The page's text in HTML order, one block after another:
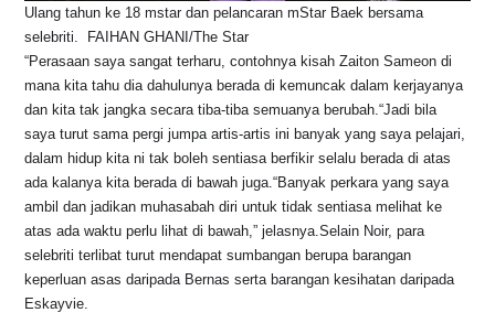
Ulang tahun ke 18 mstar dan pelancaran mStar Baek bersama
selebriti.  FAIHAN GHANI/The Star
“Perasaan saya sangat terharu, contohnya kisah Zaiton Sameon di
mana kita tahu dia dahulunya berada di kemuncak dalam kerjayanya
dan kita tak jangka secara tiba-tiba semuanya berubah.“Jadi bila
saya turut sama pergi jumpa artis-artis ini banyak yang saya pelajari,
dalam hidup kita ni tak boleh sentiasa berfikir selalu berada di atas
ada kalanya kita berada di bawah juga.“Banyak perkara yang saya
ambil dan jadikan muhasabah diri untuk tidak sentiasa melihat ke
atas ada waktu perlu lihat di bawah,” jelasnya.Selain Noir, para
selebriti terlibat turut mendapat sumbangan berupa barangan
keperluan asas daripada Bernas serta barangan kesihatan daripada
Eskayvie.